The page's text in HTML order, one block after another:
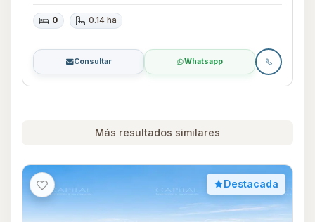
0 0.14 ha
Consultar Whatsapp
Más resultados similares
Destacada